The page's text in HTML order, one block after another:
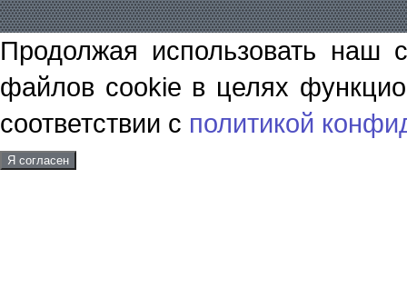
Продолжая использовать наш
файлов cookie в целях
соответствии с политикой
Я согласен